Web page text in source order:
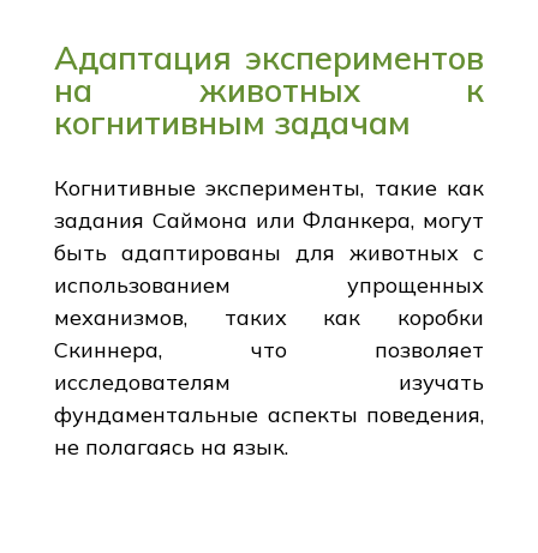
Адаптация экспериментов
на животных к
когнитивным задачам
Когнитивные эксперименты, такие как
задания Саймона или Фланкера, могут
быть адаптированы для животных с
использованием упрощенных
механизмов, таких как коробки
Скиннера, что позволяет
исследователям изучать
фундаментальные аспекты поведения,
не полагаясь на язык.